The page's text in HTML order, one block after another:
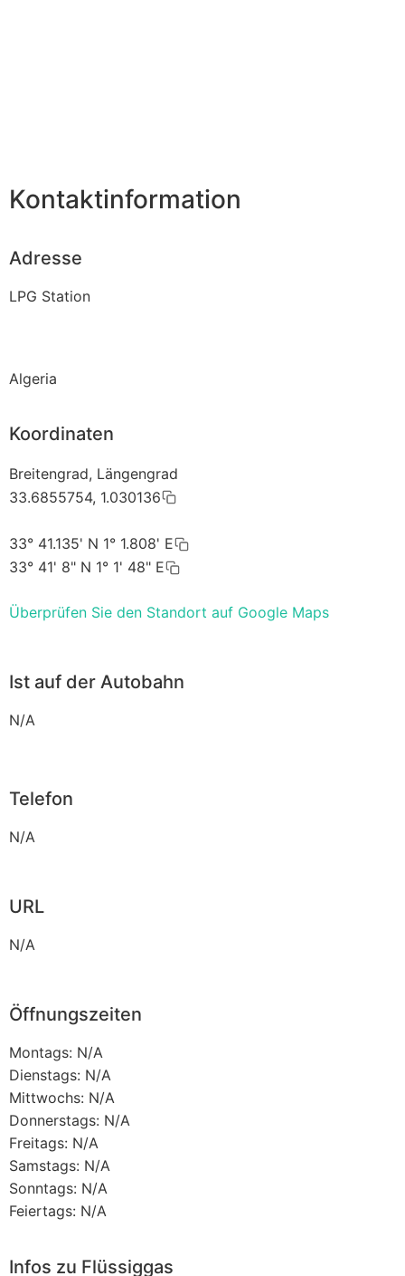
Kontaktinformation
Adresse
LPG Station
Algeria
Koordinaten
Breitengrad, Längengrad
33.6855754, 1.030136
33° 41.135' N 1° 1.808' E
33° 41' 8" N 1° 1' 48" E
Überprüfen Sie den Standort auf Google Maps
Ist auf der Autobahn
N/A
Telefon
N/A
URL
N/A
Öffnungszeiten
Montags: N/A
Dienstags: N/A
Mittwochs: N/A
Donnerstags: N/A
Freitags: N/A
Samstags: N/A
Sonntags: N/A
Feiertags: N/A
Infos zu Flüssiggas